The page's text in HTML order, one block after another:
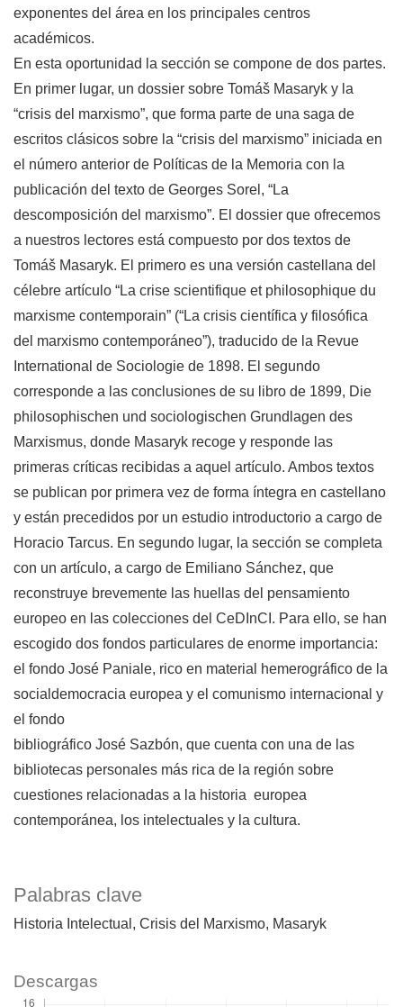
Palabras clave
Historia Intelectual Crisis del Marxismo Masaryk
exponentes del área en los principales centros
académicos.
En esta oportunidad la sección se compone de dos partes.
En primer lugar, un dossier sobre Tomáš Masaryk y la
“crisis del marxismo”, que forma parte de una saga de
escritos clásicos sobre la “crisis del marxismo” iniciada en
el número anterior de Políticas de la Memoria con la
publicación del texto de Georges Sorel, “La
descomposición del marxismo”. El dossier que ofrecemos
a nuestros lectores está compuesto por dos textos de
Tomáš Masaryk. El primero es una versión castellana del
célebre artículo “La crise scientifique et philosophique du
marxisme contemporain” (“La crisis científica y filosófica
del marxismo contemporáneo”), traducido de la Revue
International de Sociologie de 1898. El segundo
corresponde a las conclusiones de su libro de 1899, Die
philosophischen und sociologischen Grundlagen des
Marxismus, donde Masaryk recoge y responde las
primeras críticas recibidas a aquel artículo. Ambos textos
se publican por primera vez de forma íntegra en castellano
y están precedidos por un estudio introductorio a cargo de
Horacio Tarcus. En segundo lugar, la sección se completa
con un artículo, a cargo de Emiliano Sánchez, que
reconstruye brevemente las huellas del pensamiento
europeo en las colecciones del CeDInCI. Para ello, se han
escogido dos fondos particulares de enorme importancia:
el fondo José Paniale, rico en material hemerográfico de la
socialdemocracia europea y el comunismo internacional y
el fondo
bibliográfico José Sazbón, que cuenta con una de las
bibliotecas personales más rica de la región sobre
cuestiones relacionadas a la historia europea
contemporánea, los intelectuales y la cultura.
Descargas